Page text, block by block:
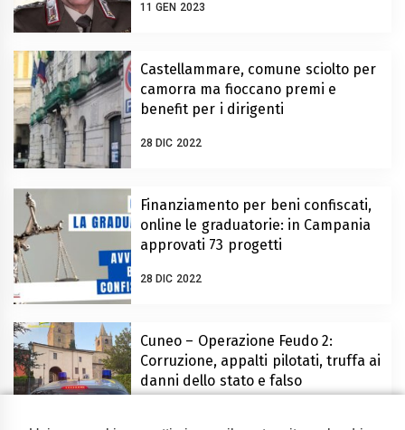
11 GEN 2023
Castellammare, comune sciolto per
camorra ma fioccano premi e
benefit per i dirigenti
28 DIC 2022
Finanziamento per beni confiscati,
online le graduatorie: in Campania
approvati 73 progetti
28 DIC 2022
Cuneo – Operazione Feudo 2:
Corruzione, appalti pilotati, truffa ai
danni dello stato e falso